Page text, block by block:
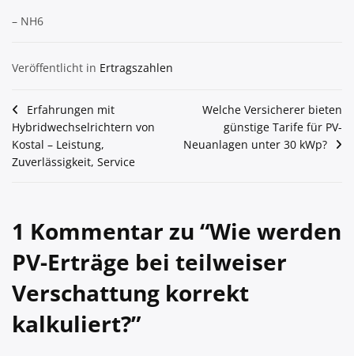
– NH6
Veröffentlicht in Ertragszahlen
Beitragsnavigation
Erfahrungen mit
Hybridwechselrichtern von
Kostal – Leistung,
Zuverlässigkeit, Service
Welche Versicherer bieten
günstige Tarife für PV-
Neuanlagen unter 30 kWp?
1 Kommentar zu “Wie werden
PV-Erträge bei teilweiser
Verschattung korrekt
kalkuliert?”